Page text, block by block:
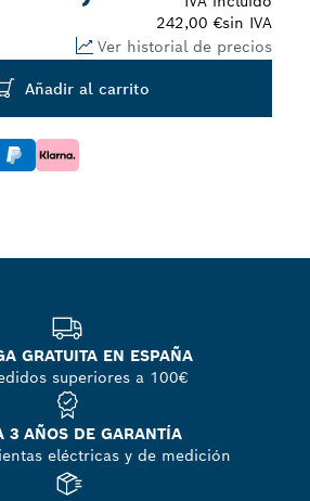
242,00 €sin IVA
Ver historial de precios
Añadir al carrito
GRATUITA EN ESPAÑA
superiores a 100€
3 AÑOS DE GARANTÍA
eléctricas y de medición